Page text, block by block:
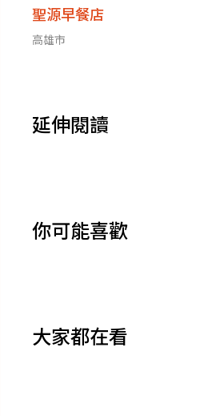
聖源早餐店
高雄市
延伸閱讀
你可能喜歡
大家都在看